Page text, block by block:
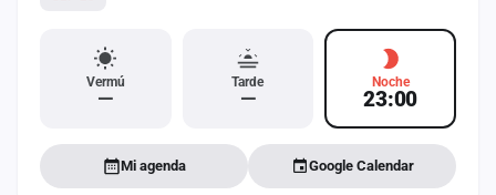
Vermú
—
Tarde
—
Noche
23:00
Mi agenda Google Calendar